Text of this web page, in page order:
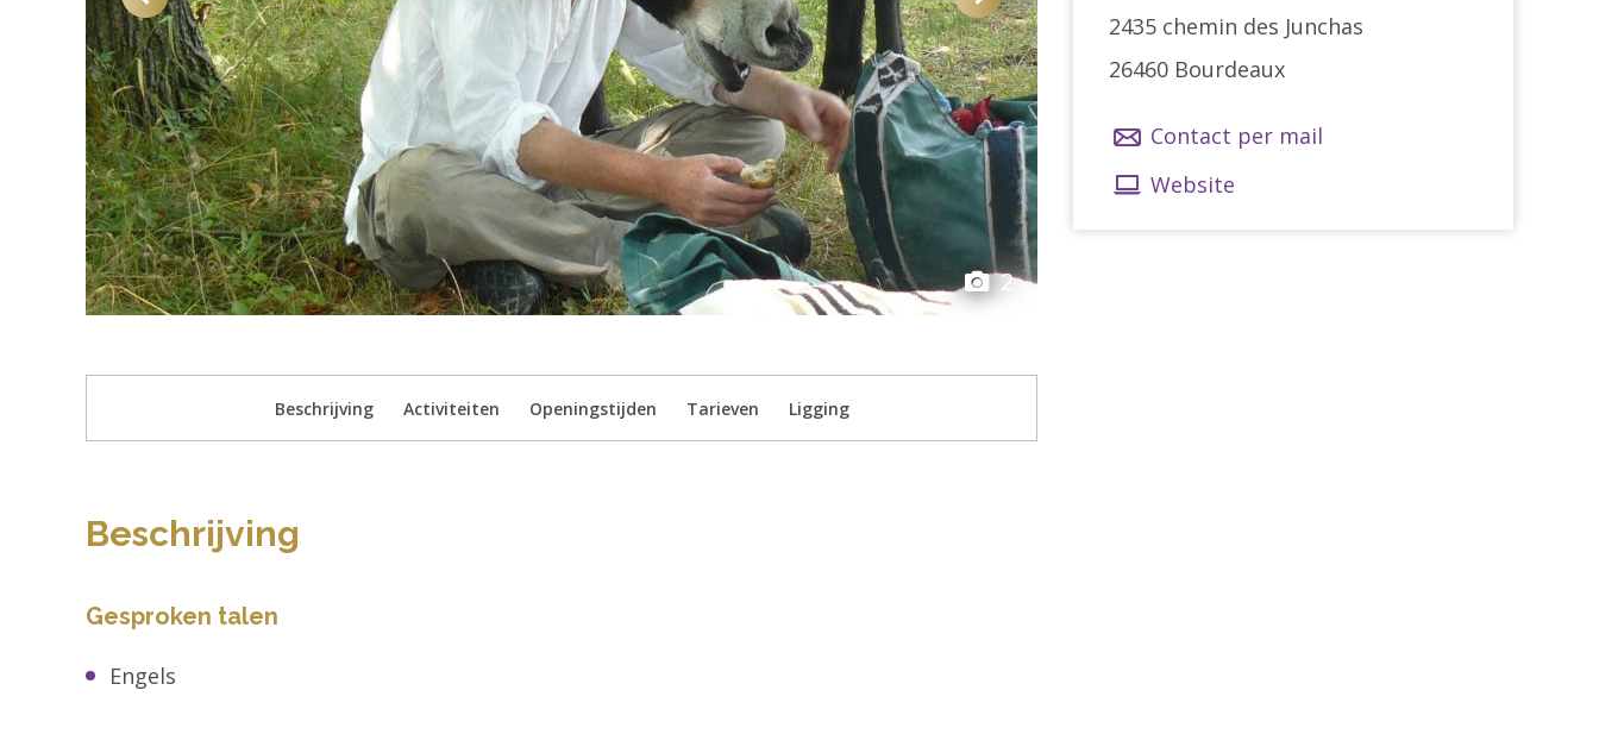
2
Beschrijving Activiteiten Openingstijden Tarieven Ligging
Beschrijving
Gesproken talen
Engels
2435 chemin des Junchas
26460 Bourdeaux
Contact per mail
Website